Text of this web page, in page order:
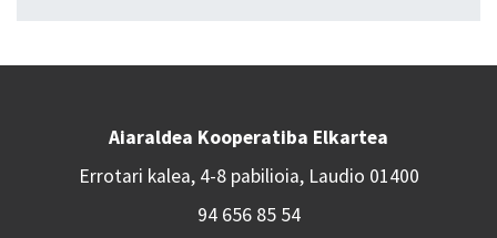
Aiaraldea Kooperatiba Elkartea
Errotari kalea, 4-8 pabilioia, Laudio 01400
94 656 85 54